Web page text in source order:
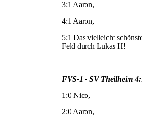
3:1 Aaron,
4:1 Aaron,
5:1 Das vielleicht
Feld durch Lukas H!
FVS-1 - SV Theilheim
1:0 Nico,
2:0 Aaron,